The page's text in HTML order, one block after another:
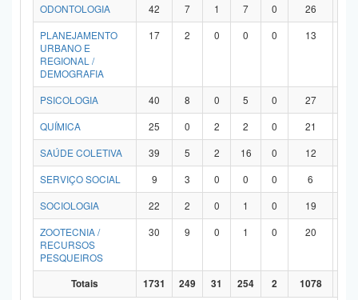
ODONTOLOGIA
42 7 1 7 0 26
PLANEJAMENTO
URBANO E
REGIONAL /
DEMOGRAFIA
17 2 0 0 0 13
PSICOLOGIA 40 8 0 5 0 27
QUÍMICA
25 0 2 2 0 21
SAÚDE COLETIVA
39 5 2 16 0 12
SERVIÇO SOCIAL
9 3 0 0 0 6
SOCIOLOGIA
22 2 0 1 0 19
ZOOTECNIA /
RECURSOS
PESQUEIROS
30 9 0 1 0 20
Totais 1731 249 31 254 2 1078